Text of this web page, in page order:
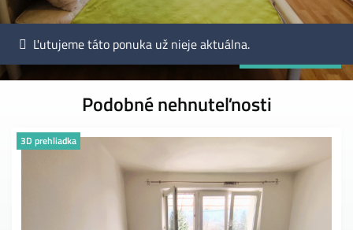
Exkluzívna ponuka
Ľutujeme táto ponuka už nieje aktuálna.
Podobné nehnuteľnosti
3D prehliadka